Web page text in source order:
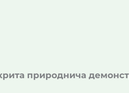
природнича